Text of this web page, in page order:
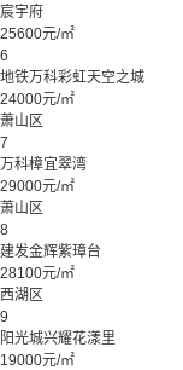
宸宇府
25600元/㎡
6
地铁万科彩虹天空之城
24000元/㎡
萧山区
7
万科樟宜翠湾
29000元/㎡
萧山区
8
建发金辉紫璋台
28100元/㎡
西湖区
9
阳光城兴耀花漾里
19000元/㎡